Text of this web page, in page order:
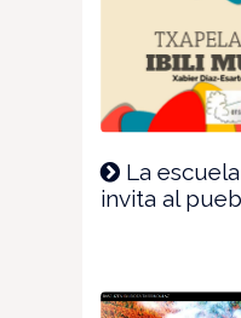
La
invita al